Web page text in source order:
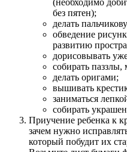
(необходимо
без пятен);
делать
обведение
развитию
дорисовывать
собирать паззлы,
делать оригами;
вышивать
заниматься
собирать
Приучение ребенка к
зачем нужно
который побудит их